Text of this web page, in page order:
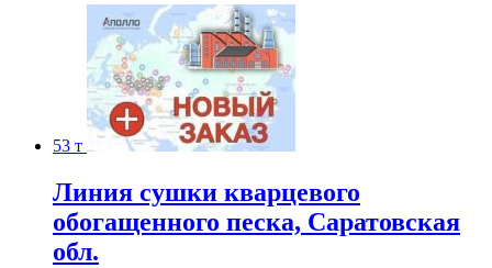
53 т
Линия сушки кварцевого
обогащенного песка, Саратовская
обл.